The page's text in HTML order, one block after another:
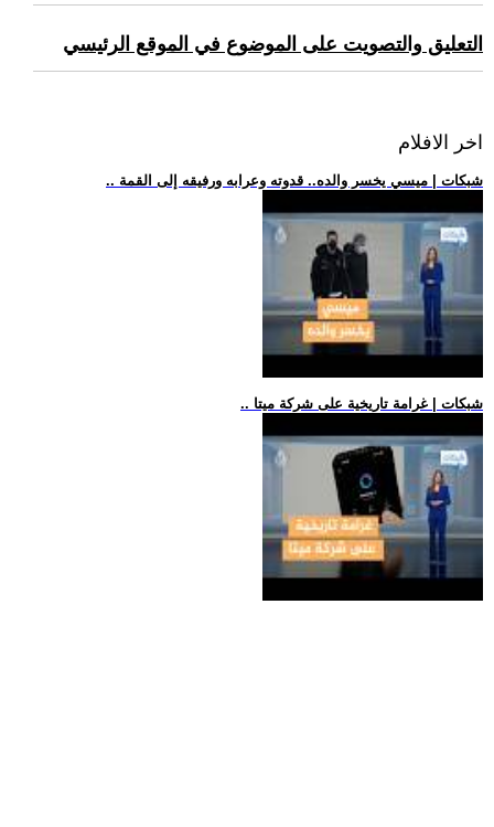
التعليق والتصويت على الموضوع في الموقع الرئيسي
اخر الافلام
.. شبكات | ميسي يخسر والده.. قدوته وعرابه ورفيقه إلى القمة
.. شبكات | غرامة تاريخية على شركة ميتا